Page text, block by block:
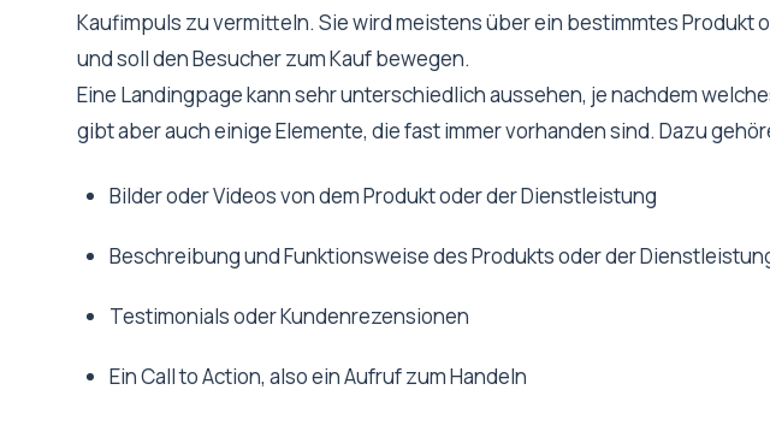
Kaufimpuls zu vermitteln. Sie wird meistens über ein bestimmtes Produkt
und soll den Besucher zum Kauf bewegen.
Eine Landingpage kann sehr unterschiedlich aussehen, je nachdem
gibt aber auch einige Elemente, die fast immer vorhanden sind. Dazu
Bilder oder Videos von dem Produkt oder der Dienstleistung
Beschreibung und Funktionsweise des Produkts oder der
Testimonials oder Kundenrezensionen
Ein Call to Action, also ein Aufruf zum Handeln